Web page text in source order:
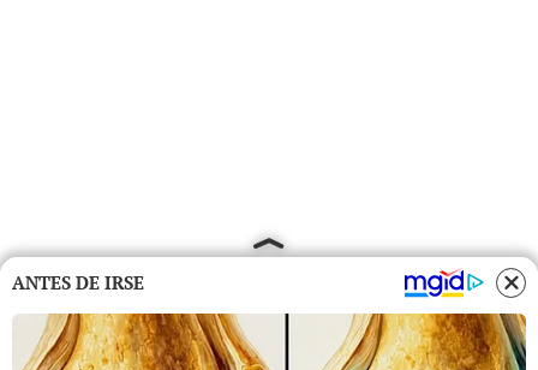
ANTES DE IRSE